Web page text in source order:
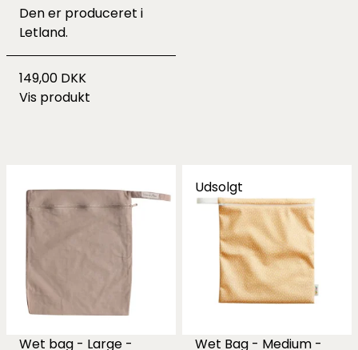
Den er produceret i
Letland.
149,00 DKK
Vis produkt
Wet bag - Large -
Udsolgt
Wet Bag - Medium -